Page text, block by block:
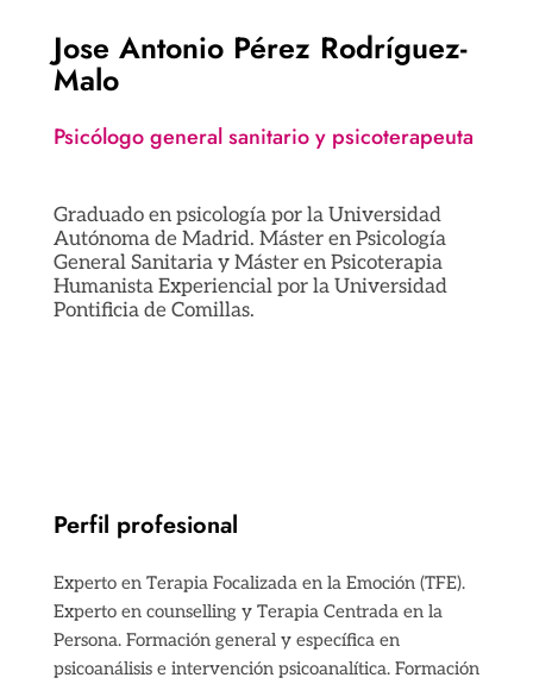
Jose Antonio Pérez Rodríguez-
Malo
Psicólogo general sanitario y psicoterapeuta
Graduado en psicología por la Universidad
Autónoma de Madrid. Máster en Psicología
General Sanitaria y Máster en Psicoterapia
Humanista Experiencial por la Universidad
Pontificia de Comillas.
Perfil profesional
Experto en Terapia Focalizada en la Emoción (TFE).
Experto en counselling y Terapia Centrada en la
Persona. Formación general y específica en
psicoanálisis e intervención psicoanalítica. Formación